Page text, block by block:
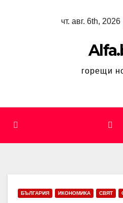
чт. авг. 6th, 2026
горещи
БЪЛГАРИЯ ИКОНОМИКА СВЯТ